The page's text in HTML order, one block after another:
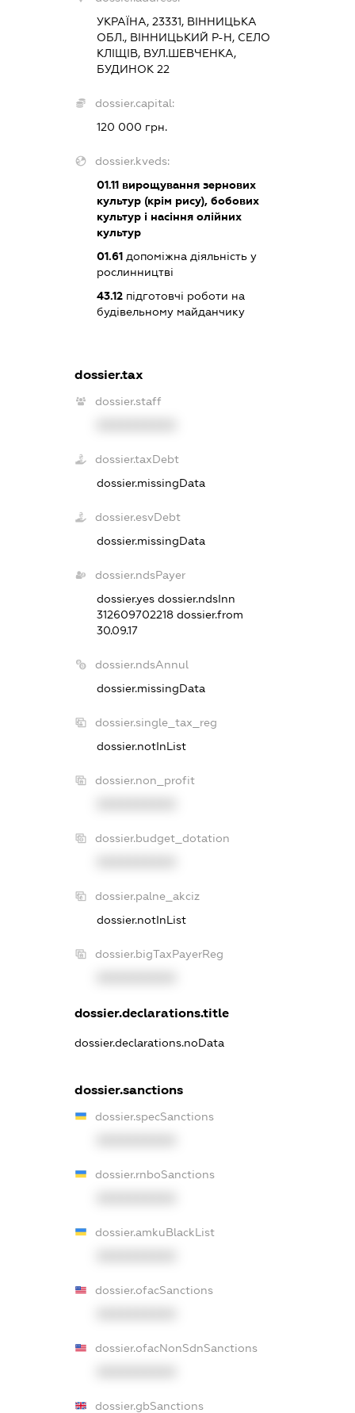
УКРАЇНА, 23331, ВІННИЦЬКА
ОБЛ., ВІННИЦЬКИЙ Р-Н, СЕЛО
КЛІЩІВ, ВУЛ.ШЕВЧЕНКА,
БУДИНОК 22
dossier.capital:
120 000 грн.
dossier.kveds:
01.11вирощування зернових
культур (крім рису), бобових
культур і насіння олійних
культур
01.61допоміжна діяльність у
рослинництві
43.12підготовчі роботи на
будівельному майданчику
dossier.tax
dossier.staff
dossier.taxDebt
dossier.missingData
dossier.esvDebt
dossier.missingData
dossier.ndsPayer
dossier.yes dossier.ndsInn
312609702218 dossier.from
30.09.17
dossier.ndsAnnul
dossier.missingData
dossier.single_tax_reg
dossier.notInList
dossier.non_profit
dossier.budget_dotation
dossier.palne_akciz
dossier.notInList
dossier.bigTaxPayerReg
dossier.declarations.title
dossier.declarations.noData
dossier.sanctions
dossier.specSanctions
dossier.rnboSanctions
dossier.amkuBlackList
dossier.ofacSanctions
dossier.ofacNonSdnSanctions
dossier.gbSanctions